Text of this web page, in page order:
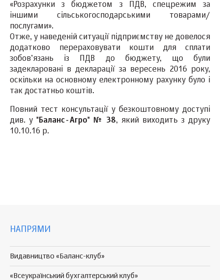
«Розрахунки з бюджетом з ПДВ, спецрежим за
іншими сільськогосподарськими товарами/
послугами».
Отже, у наведеній ситуації підприємству не довелося
додатково перераховувати кошти для сплати
зобов’язань із ПДВ до бюджету, що були
задекларовані в декларації за вересень 2016 року,
оскільки на основному електронному рахунку було і
так достатньо коштів.
Повний тест консультації у безкоштовному доступі
див. у "Баланс-Агро" № 38, який виходить з друку
10.10.16 р.
НАПРЯМИ
Видавництво «Баланс-клуб»
«Всеукраїнський бухгалтерський клуб»